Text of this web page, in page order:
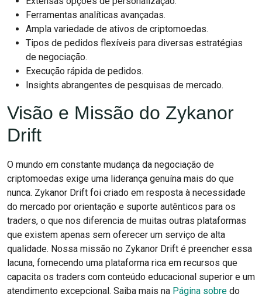
Ferramentas analíticas avançadas.
Ampla variedade de ativos de criptomoedas.
Tipos de pedidos flexíveis para diversas estratégias
de negociação.
Execução rápida de pedidos.
Insights abrangentes de pesquisas de mercado.
Visão e Missão do Zykanor
Drift
O mundo em constante mudança da negociação de
criptomoedas exige uma liderança genuína mais do que
nunca. Zykanor Drift foi criado em resposta à necessidade
do mercado por orientação e suporte autênticos para os
traders, o que nos diferencia de muitas outras plataformas
que existem apenas sem oferecer um serviço de alta
qualidade. Nossa missão no Zykanor Drift é preencher essa
lacuna, fornecendo uma plataforma rica em recursos que
capacita os traders com conteúdo educacional superior e um
atendimento excepcional. Saiba mais na Página sobre do